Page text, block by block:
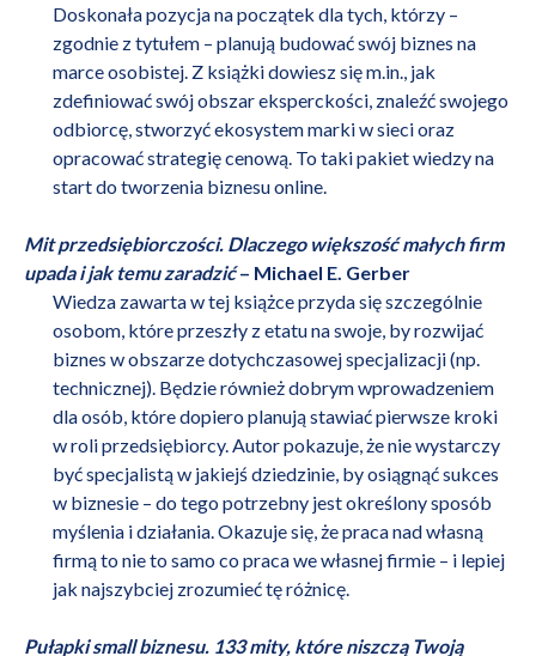
Doskonała pozycja na początek dla tych, którzy –
zgodnie z tytułem – planują budować swój biznes na
marce osobistej. Z książki dowiesz się m.in., jak
zdefiniować swój obszar eksperckości, znaleźć swojego
odbiorcę, stworzyć ekosystem marki w sieci oraz
opracować strategię cenową. To taki pakiet wiedzy na
start do tworzenia biznesu online.
Mit przedsiębiorczości. Dlaczego większość małych firm
upada i jak temu zaradzić– Michael E. Gerber
Wiedza zawarta w tej książce przyda się szczególnie
osobom, któreprzeszły z etatu na swoje, by rozwijać
biznes w obszarze dotychczasowej specjalizacji (np.
technicznej). Będzie również dobrym wprowadzeniem
dla osób, które dopiero planują stawiać pierwsze kroki
w roli przedsiębiorcy. Autor pokazuje, że nie wystarczy
być specjalistą w jakiejś dziedzinie, by osiągnąć sukces
w biznesie – do tego potrzebny jest określony sposób
myślenia i działania. Okazuje się, że praca nad własną
firmą to nie to samo co praca we własnej firmie – i lepiej
jak najszybciej zrozumieć tę różnicę.
Pułapki small biznesu. 133 mity, które niszczą Twoją